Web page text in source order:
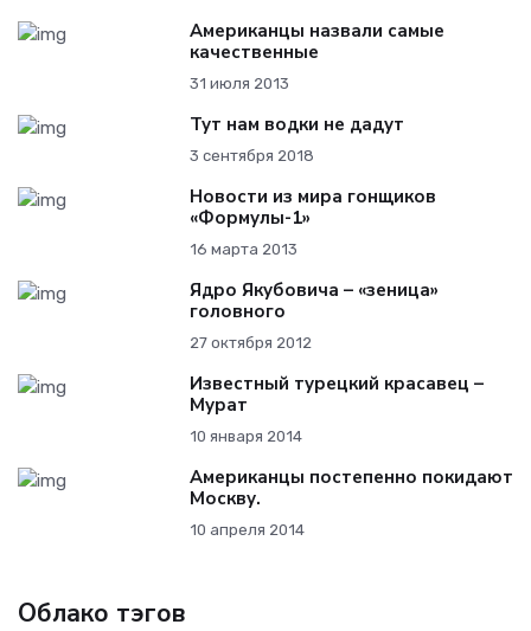
Американцы назвали самые
качественные
31 июля 2013
Тут нам водки не дадут
3 сентября 2018
Новости из мира гонщиков
«Формулы-1»
16 марта 2013
Ядро Якубовича – «зеница»
головного
27 октября 2012
Известный турецкий красавец –
Мурат
10 января 2014
Американцы постепенно покидают
Москву.
10 апреля 2014
Облако тэгов